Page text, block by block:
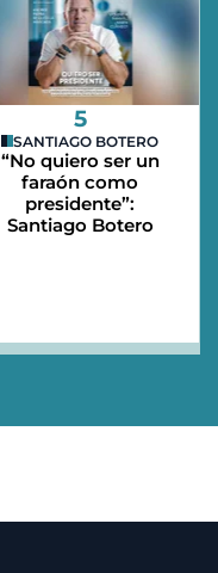
5
SANTIAGO BOTERO
“No quiero ser un
faraón como
presidente”:
Santiago Botero